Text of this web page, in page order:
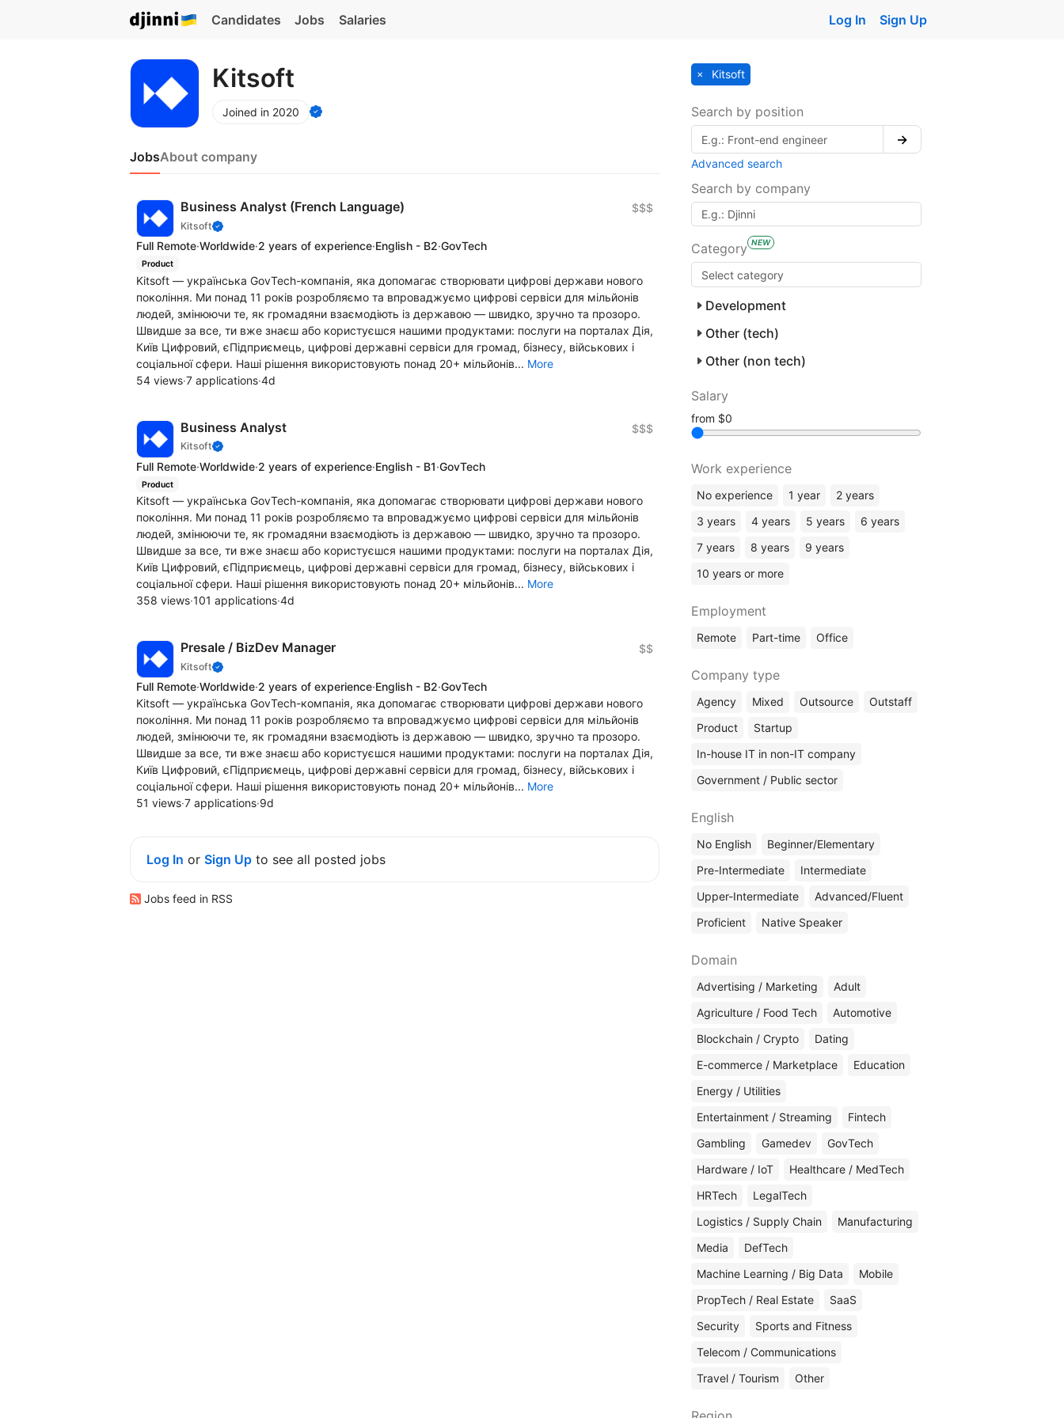
Candidates Jobs Salaries Log In Sign Up
Kitsoft
Joined in 2020
JobsAbout company
Business Analyst (French Language)
Kitsoft
$$$
Full Remote·Worldwide·2 years of experience·English - B2·GovTech
Product
Kitsoft — українська GovTech-компанія, яка допомагає створювати цифрові держави нового
покоління. Ми понад 11 років розробляємо та впроваджуємо цифрові сервіси для мільйонів
людей, змінюючи те, як громадяни взаємодіють із державою — швидко, зручно та прозоро.
Швидше за все, ти вже знаєш або користуєшся нашими продуктами: послуги на порталах Дія,
Київ Цифровий, єПідприємець, цифрові державні сервіси для громад, бізнесу, військових і
соціальної сфери. Наші рішення використовують понад 20+ мільйонів... More
54 views·7 applications·4d
Business Analyst
Kitsoft
$$$
Full Remote·Worldwide·2 years of experience·English - B1·GovTech
Product
Kitsoft — українська GovTech-компанія, яка допомагає створювати цифрові держави нового
покоління. Ми понад 11 років розробляємо та впроваджуємо цифрові сервіси для мільйонів
людей, змінюючи те, як громадяни взаємодіють із державою — швидко, зручно та прозоро.
Швидше за все, ти вже знаєш або користуєшся нашими продуктами: послуги на порталах Дія,
Київ Цифровий, єПідприємець, цифрові державні сервіси для громад, бізнесу, військових і
соціальної сфери. Наші рішення використовують понад 20+ мільйонів... More
358 views·101 applications·4d
Presale / BizDev Manager
Kitsoft
$$
Full Remote·Worldwide·2 years of experience·English - B2·GovTech
Kitsoft — українська GovTech-компанія, яка допомагає створювати цифрові держави нового
покоління. Ми понад 11 років розробляємо та впроваджуємо цифрові сервіси для мільйонів
людей, змінюючи те, як громадяни взаємодіють із державою — швидко, зручно та прозоро.
Швидше за все, ти вже знаєш або користуєшся нашими продуктами: послуги на порталах Дія,
Київ Цифровий, єПідприємець, цифрові державні сервіси для громад, бізнесу, військових і
соціальної сфери. Наші рішення використовують понад 20+ мільйонів... More
51 views·7 applications·9d
Log In or Sign Up to see all posted jobs
Jobs feed in RSS
Kitsoft
Search by position
→
Advanced search
Search by company
Category NEW
Development
Other (tech)
Other (non tech)
Salary
from
Work experience
No experience 1 year
2 years
3 years
4 years 5 years
6 years
7 years
8 years
9 years
10 years or more
Employment
Remote Part-time Office
Company type
Agency Mixed Outsource
Outstaff
Product
Startup
In-house IT in non-IT company
Government / Public sector
English
No English
Beginner/Elementary
Pre-Intermediate
Intermediate
Upper-Intermediate
Advanced/Fluent
Proficient
Native Speaker
Domain
Advertising / Marketing
Adult
Agriculture / Food Tech
Automotive
Blockchain / Crypto
Dating
E-commerce / Marketplace
Education
Energy / Utilities
Entertainment / Streaming
Fintech
Gambling
Gamedev
GovTech
Hardware / IoT
Healthcare / MedTech
HRTech
LegalTech
Logistics / Supply Chain
Manufacturing
Media
DefTech
Machine Learning / Big Data
Mobile
PropTech / Real Estate
SaaS
Security
Sports and Fitness
Telecom / Communications
Travel / Tourism
Other